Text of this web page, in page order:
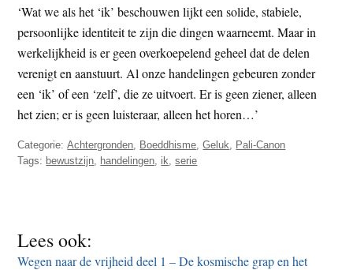
‘Wat we als het ‘ik’ beschouwen lijkt een solide, stabiele,
persoonlijke identiteit te zijn die dingen waarneemt. Maar in
werkelijkheid is er geen overkoepelend geheel dat de delen
verenigt en aanstuurt. Al onze handelingen gebeuren zonder
een ‘ik’ of een ‘zelf’, die ze uitvoert. Er is geen ziener, alleen
het zien; er is geen luisteraar, alleen het horen…’
Categorie:Achtergronden Boeddhisme ,Geluk
Pali-Canon
Tags: bewustzijn handelingen ik ,serie
Lees ook:
Wegen naar de vrijheid deel 1 – De kosmische grap en het